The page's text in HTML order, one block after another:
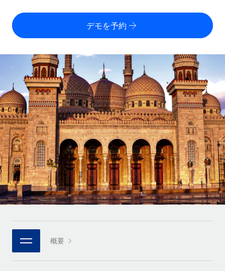
Contractor of Record
世界中の契約社員と法令を遵守して契約
世界中の契約社員をオンボーディングし、管理
PEO
複雑な雇用関連業務を外部委託
インフラ
Remote統合
人事機能をワークフローにシームレスに統合する
プラットフォーム
チームのための人事の基本機能を内蔵
接続 新しい
当社のMCPを使用して、あらゆるAIツールをRemoteに接続
統合
基本的なビジネスツールを活用して業務プロセスを効率化す
Remoteを他社と比較
成長の段階
スタートアップ
成長中の企業向けのアジャイルなグローバルHR・給与処理ソ
リューション
ミッドマーケット
カスタマイズされた人事ソリューションでチームを拡大する
企業
大企業向けのグローバルHR
パートナーに登録
戦略的テクノロジーパートナー
グローバルな人事機能を柔軟に自社プラットフォームへ統合
従業員コスト計算ツール
契約社員の報酬計算ツール
グローバルな契約社員向けに、通貨オプションと支払スピー
ドを確認する
REMOTEで学習
リサーチおよびガイド
活用事例
HR用語集
チェックリストおよびテンプレート
職務内容ライブラリ
ウェビナー
イベント
English
Nederlands
Français
Deutsch
Español
Italiano
Português (Portugal)
日本語
한국어
ログイン
デモを予約
概要